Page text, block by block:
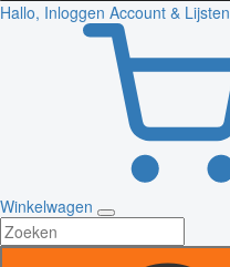
Hallo, Inloggen Account & Lijsten
Winkelwagen